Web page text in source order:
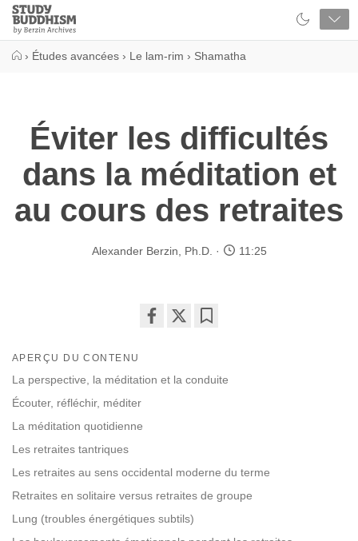
Close
Study
Buddhism
Home
› Études avancées › Le lam-rim › Shamatha
Éviter les difficultés
dans la méditation et
au cours des retraites
Alexander Berzin, Ph.D. 11:25
facebook
APERÇU DU CONTENU
La perspective, la méditation et la conduite
Écouter, réfléchir, méditer
La méditation quotidienne
Les retraites tantriques
Les retraites au sens occidental moderne du terme
Retraites en solitaire versus retraites de groupe
Lung (troubles énergétiques subtils)